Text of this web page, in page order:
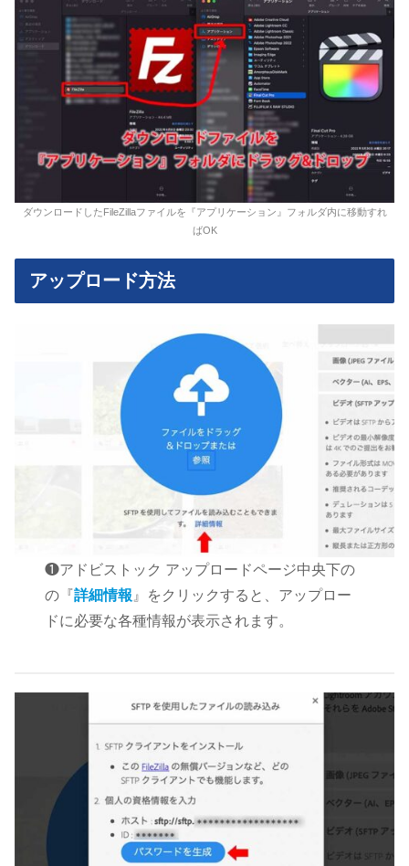
ダウンロードしたFileZillaファイルを『アプリケーション』フォルダ内に移動すれ
ばOK
アップロード方法
❶アドビストック アップロードページ中央下の
の『詳細情報 』をクリックすると、アップロー
ドに必要な各種情報が表示されます。